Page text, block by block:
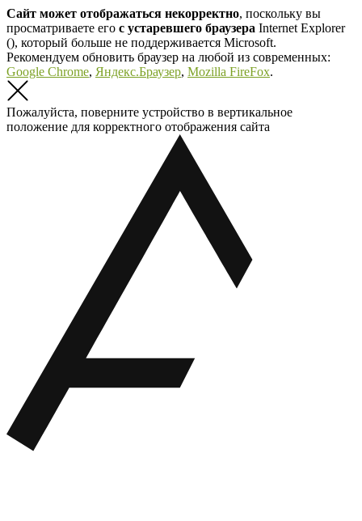
Сайт может отображаться некорректно, поскольку вы
просматриваете его с устаревшего браузера Internet Explorer
(), который больше не поддерживается Microsoft.
Рекомендуем обновить браузер на любой из современных:
Google Chrome, Яндекс.Браузер, Mozilla FireFox.
Пожалуйста, поверните устройство в вертикальное
положение для корректного отображения сайта